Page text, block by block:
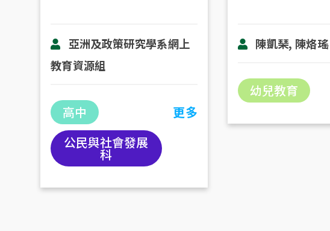
亞洲及政策研究學系網上
教育資源組
高中
公民與社會發展
科
更多
陳凱琹, 陳烙瑤
幼兒教育